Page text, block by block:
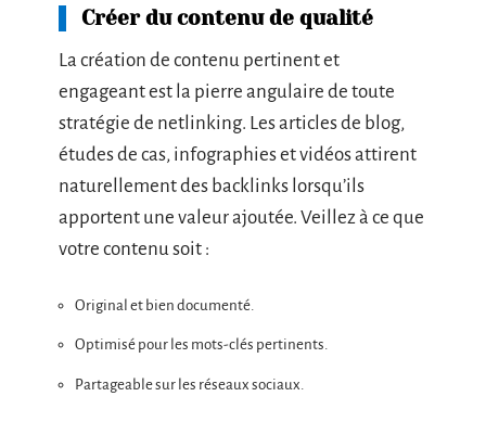
Créer du contenu de qualité
La création de contenu pertinent et
engageant est la pierre angulaire de toute
stratégie de netlinking. Les articles de blog,
études de cas, infographies et vidéos attirent
naturellement des backlinks lorsqu’ils
apportent une valeur ajoutée. Veillez à ce que
votre contenu soit :
Original et bien documenté.
Optimisé pour les mots-clés pertinents.
Partageable sur les réseaux sociaux.